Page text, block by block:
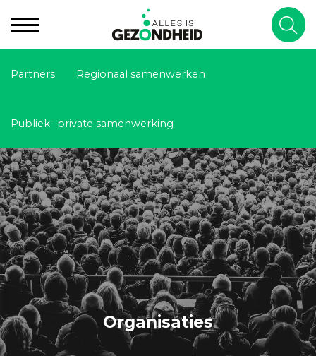
Partners Regionaal samenwerken
Publiek- private samenwerking
Organisaties